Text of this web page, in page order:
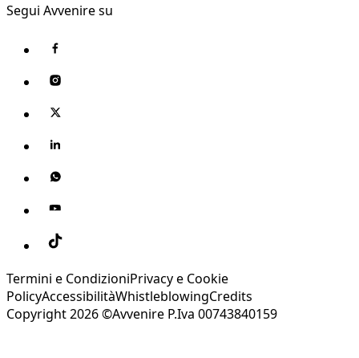
Segui Avvenire su
Termini e CondizioniPrivacy e Cookie
PolicyAccessibilitàWhistleblowingCredits
Copyright 2026 ©Avvenire P.Iva 00743840159